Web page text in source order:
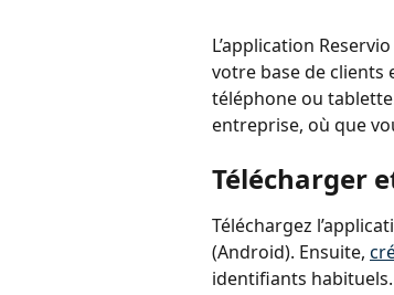
L’application
votre base de clients
téléphone ou
entreprise, où que
Télécharger
Téléchargez
(Android). Ensuite,
identifiants habituels.